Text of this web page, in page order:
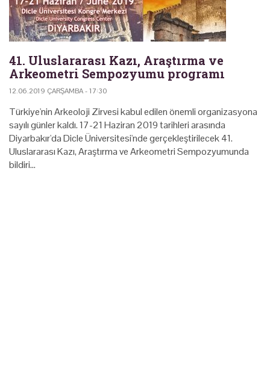
41. Uluslararası Kazı, Araştırma ve
Arkeometri Sempozyumu programı
12.06.2019 ÇARŞAMBA - 17:30
Türkiye'nin Arkeoloji Zirvesi kabul edilen önemli organizasyona
sayılı günler kaldı. 17-21 Haziran 2019 tarihleri arasında
Diyarbakır'da Dicle Üniversitesi'nde gerçekleştirilecek 41.
Uluslararası Kazı, Araştırma ve Arkeometri Sempozyumunda
bildiri…